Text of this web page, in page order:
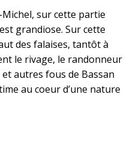
sur cette partie
grandiose. Sur cette
des falaises, tantôt à
le rivage, le randonneur
autres fous de Bassan
au coeur d’une nature